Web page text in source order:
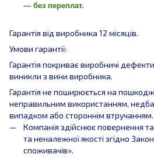
— без переплат.
Гарантія від виробника 12 місяців.
Умови гарантії:
Гарантія покриває виробничі
виникли з вини виробника.
Гарантія не поширюється на
неправильним використанням,
випадком або стороннім втручанням.
Компанія здійснює повернення
та неналежної якості згідно
споживачів».